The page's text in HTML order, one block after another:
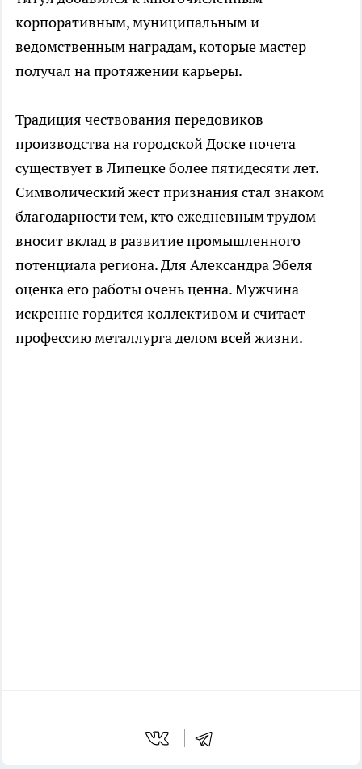
корпоративным, муниципальным и
ведомственным наградам, которые мастер
получал на протяжении карьеры.
Традиция чествования передовиков
производства на городской Доске почета
существует в Липецке более пятидесяти лет.
Символический жест признания стал знаком
благодарности тем, кто ежедневным трудом
вносит вклад в развитие промышленного
потенциала региона. Для Александра Эбеля
оценка его работы очень ценна. Мужчина
искренне гордится коллективом и считает
профессию металлурга делом всей жизни.